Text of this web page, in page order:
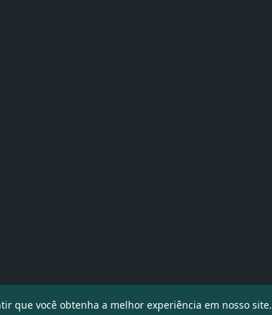
que você obtenha a melhor experiência em nosso site.